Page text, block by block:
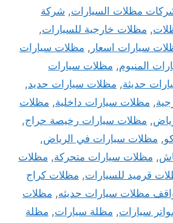
مظلات السيارات, شركة
, مظلات خارجية للسيارات,
سيارات اسعار , مظلات سيارات
المنيوم, مظلات سيارات
حديثة, مظلات سيارات حديد,
, مظلات سيارات داخلية, مظلات
, مظلات سيارات رخيصة حراج,
, مظلات سيارات في الرياض,
, مظلات سيارات متحركة, مظلات
قرميد للسيارات, مظلات كراج
مظلات سيارات حديثه, مظلات
سيارات, مظلة سيارات, مظلة